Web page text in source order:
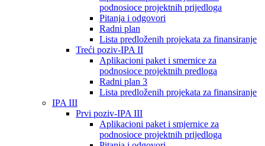
podnosioce projektnih prijedloga
Pitanja i odgovori
Radni plan
Lista predloženih projekata za finansiranje
Treći poziv-IPA II
Aplikacioni paket i smernice za
podnosioce projektnih predloga
Radni plan 3
Lista predloženih projekata za finansiranje
IPA III
Prvi poziv-IPA III
Aplikacioni paket i smjernice za
podnosioce projektnih prijedloga